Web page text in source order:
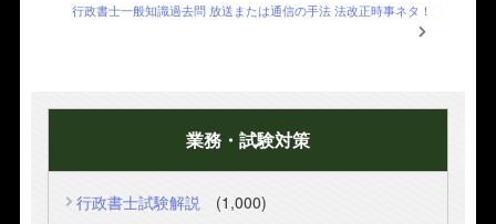
行政書士一般知識過去問 放送または通信の手法 法改正時事ネタ！
業務・試験対策
行政書士試験解説 (1,000)